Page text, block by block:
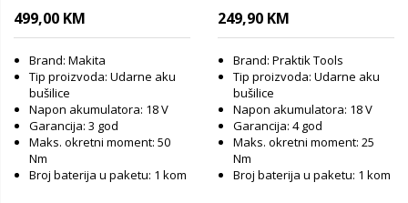
499,00 KM
Brand: Makita
Tip proizvoda: Udarne aku
bušilice
Napon akumulatora: 18 V
Garancija: 3 god
Maks. okretni moment: 50
Nm
Broj baterija u paketu: 1 kom
Flexpower
249,90 KM
Brand: Praktik Tools
Tip proizvoda: Udarne aku
bušilice
Napon akumulatora: 18 V
Garancija: 4 god
Maks. okretni moment: 25
Nm
Broj baterija u paketu: 1 kom